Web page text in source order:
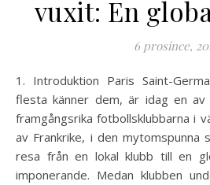
vuxit: En
6 prosince,
1. Introduktion Paris Saint-Germain, eller PSG som de
flesta känner dem, är idag en av
framgångsrika fotbollsklubbarna i
av Frankrike, i den mytomspunna
resa från en lokal klubb till en
imponerande. Medan klubben